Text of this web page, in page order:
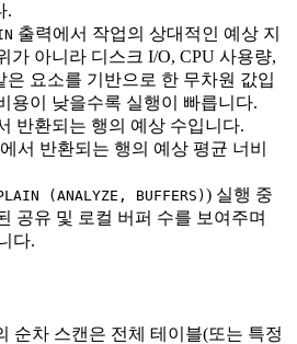
.
출력에서 작업의 상대적인 예상 지
가 아니라 디스크 I/O, CPU 사용량,
은 요소를 기반으로 한 무차원 값입
용이 낮을수록 실행이 빠릅니다.
반환되는 행의 예상 수입니다.
서 반환되는 행의 예상 평균 너비
(ANALYZE, BUFFERS) ) 실행 중
공유 및 로컬 버퍼 수를 보여주며
다.
순차 스캔은 전체 테이블(또는 특정